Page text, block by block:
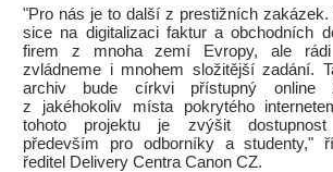
"Pro nás je to další z prestižních zakázek.
sice na digitalizaci faktur a obchodních
firem z mnoha zemí Evropy, ale rádi
zvládneme i mnohem složitější zadání.
archiv bude církvi přístupný online
z jakéhokoliv místa pokrytého
tohoto projektu je zvýšit dostupnost
především pro odborníky a studenty,"
ředitel Delivery Centra Canon CZ.